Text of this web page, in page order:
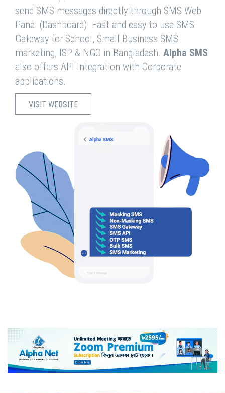
send SMS messages directly through SMS Web
Panel (Dashboard). Fast and easy to use SMS
Gateway for School, Small Business SMS
marketing, ISP & NGO in Bangladesh. Alpha SMS
also offers API Integration with Corporate
applications.
VISIT WEBSITE